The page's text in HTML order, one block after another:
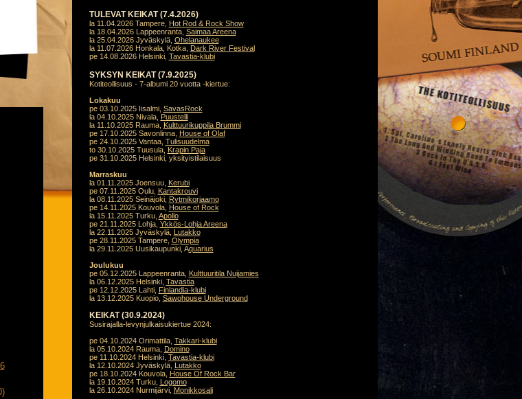
TULEVAT KEIKAT (7.4.2026)
la 11.04.2026 Tampere, Hot Rod & Rock Show
la 18.04.2026 Lappeenranta, Saimaa Areena
la 25.04.2026 Jyväskylä, Ohelanaukee
la 11.07.2026 Honkala, Kotka, Dark River Festival
pe 14.08.2026 Helsinki, Tavastia-klubi
SYKSYN KEIKAT (7.9.2025)
Kotiteollisuus - 7-albumi 20 vuotta -kiertue:
Lokakuu
pe 03.10.2025 Iisalmi, SavasRock
la 04.10.2025 Nivala, Puustelli
la 11.10.2025 Rauma, Kulttuurikuppila Brummi
pe 17.10.2025 Savonlinna, House of Olaf
pe 24.10.2025 Vantaa, Tulisuudelma
to 30.10.2025 Tuusula, Krapin Paja
pe 31.10.2025 Helsinki, yksityistilaisuus
Marraskuu
la 01.11.2025 Joensuu, Kerubi
pe 07.11.2025 Oulu, Kantakrouvi
la 08.11.2025 Seinäjoki, Rytmikorjaamo
pe 14.11.2025 Kouvola, House of Rock
la 15.11.2025 Turku, Apollo
pe 21.11.2025 Lohja, Ykkös-Lohja Areena
la 22.11.2025 Jyväskylä, Lutakko
pe 28.11.2025 Tampere, Olympia
la 29.11.2025 Uusikaupunki, Aquarius
Joulukuu
pe 05.12.2025 Lappeenranta, Kulttuuritila Nuijamies
la 06.12.2025 Helsinki, Tavastia
pe 12.12.2025 Lahti, Finlandia-klubi
la 13.12.2025 Kuopio, Sawohouse Underground
KEIKAT (30.9.2024)
Susirajalla-levynjulkaisukiertue 2024:
pe 04.10.2024 Orimattila, Takkari-klubi
la 05.10.2024 Rauma, Domino
pe 11.10.2024 Helsinki, Tavastia-klubi
la 12.10.2024 Jyväskylä, Lutakko
pe 18.10.2024 Kouvola, House Of Rock Bar
la 19.10.2024 Turku, Logomo
la 26.10.2024 Nurmijärvi, Monikkosali